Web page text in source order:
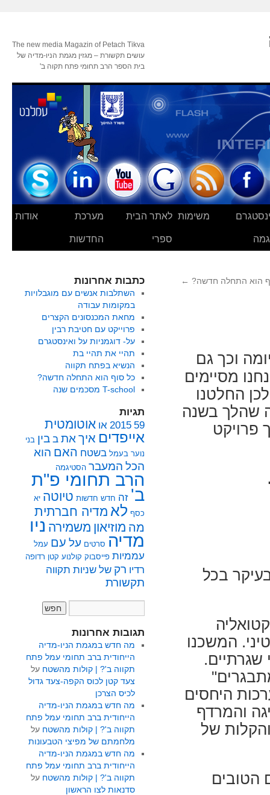
The new media Magazin of Petach Tikva
עושים תקשורת – מגזין מגמת הניו-מדיה של
בית הספר הרב תחומי פתח תקוה ב'
משימות לאתר הבית
ספרי
מערכת
החדשות
אודות
הוא התחלה חדשה? ←
וכך גם
מסיימים
לכן החלטנו
שהלך בשנה
פרויקט
בכל
המשכנו
שגרתיים.
היחסים
והמרדף
של
הטובים
כתבות אחרונות
השתלבות אנשים עם מוגבלויות
במקומות עבודה
מחאת המכנסונים הקצרים
פרוייקט עם חטיבת רבין
על- דוגמניות על ואינסטגרם
תהיי את תהיי בת
הנשיא בפתח תקווה
כל סוף הוא התחלה חדשה?
T-school מסכמים שנה
תגיות
59
2015 או אוטומטית
אייפדים איך את ב בין בני
נוער בעמל בשטח האם הוא
הכל המעבר הסטיגמה
הרב תחומי פ"ת
ב' זה חדש חדשות טיוטה יא
כסף לא מדיה חברתית
מה מוזיאון משמירה ניו
מדיה סרטים על עם עמל
עממיות פייסבוק קולנוע קטן רדופה
רדיו רק של שניות תקווה
תקשורת
תגובות אחרונות
מה חדש במגמת הניו-מדיה
הייחודית ברב תחומי עמל פתח
תקווה ב'? | קולות מהשטח על
צעד קטן לכוס הקפה-צעד גדול
לכיס הצרכן
מה חדש במגמת הניו-מדיה
הייחודית ברב תחומי עמל פתח
תקווה ב'? | קולות מהשטח על
מלחמתם של מפיצי הטבעונות
מה חדש במגמת הניו-מדיה
הייחודית ברב תחומי עמל פתח
תקווה ב'? | קולות מהשטח על
סדנאות לצו הראשון